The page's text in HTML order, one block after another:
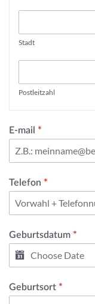
Stadt
Postleitzahl
E-mail *
Telefon *
Geburtsdatum *
Geburtsort *